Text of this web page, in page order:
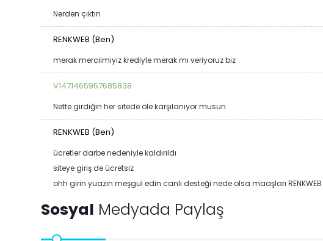
Nerden çıktın
RENKWEB (Ben)
merak merciimiyiz krediyle merak mı veriyoruz biz
V1471465957685838
Nette girdiğin her sitede öle karşılanıyor musun
RENKWEB (Ben)
ücretler darbe nedeniyle kaldırıldı
siteye giriş de ücretsiz
ohh girin yuazın meşgul edin canlı desteği nede olsa maaşları
Sosyal Medyada Paylaş